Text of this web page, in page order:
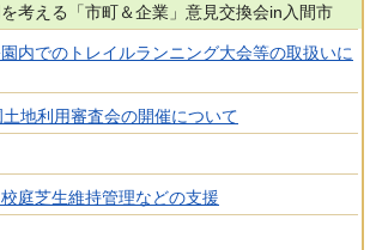
考える「市町＆企業」意見交換会in入間市
内でのトレイルランニング大会等の取扱いに
地利用審査会の開催について
庭芝生維持管理などの支援